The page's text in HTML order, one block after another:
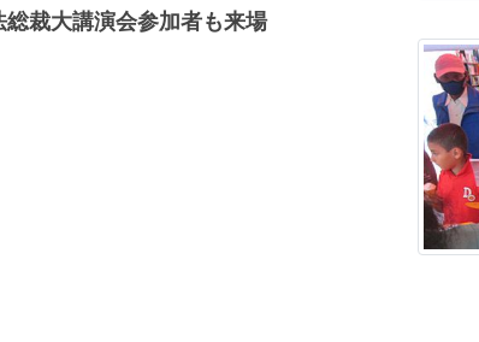
裁大講演会参加者も来場